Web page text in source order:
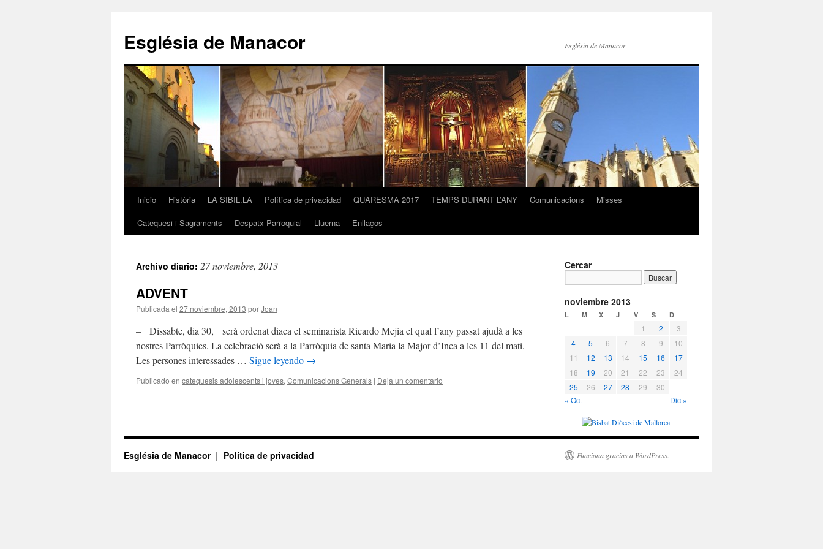
contenido
Església de Manacor Església de Manacor
Inicio Història LA SIBIL.LA Política de privacidad QUARESMA 2017 TEMPS DURANT L’ANY Comunicacions
Misses
Catequesi i Sagraments
Despatx Parroquial Lluerna Enllaços
Archivo diario: 27 noviembre, 2013
ADVENT
Publicada el 27 noviembre, 2013 porJoan
– Dissabte, dia 30, serà ordenat diaca el seminarista Ricardo Mejía el qual l’any passat ajudà a les
nostres Parròquies. La celebració serà a la Parròquia de santa Maria la Major d’Inca a les 11 del matí.
Les persones interessades … Sigue leyendo →
Publicado en catequesis adolescents i joves, Comunicacions Generals | Deja un comentario
Cercar
noviembre 2013
L M X J V S D
1 2
3
4
5 6 7 8 9
10
11
12 13 14 15 16
17
18
19 20 21 22 23
24
25
26 27 28 29
30
« Oct
Dic »
Església de Manacor Política de privacidad Funciona gracias a WordPress.